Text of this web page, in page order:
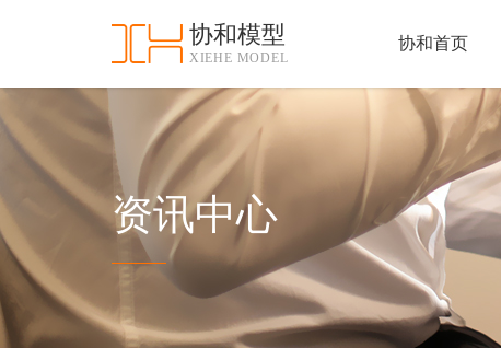
协和模型
XIEHE MODEL
协和首页
资讯中心
和
首
页
手
型
资
认
加
实
保